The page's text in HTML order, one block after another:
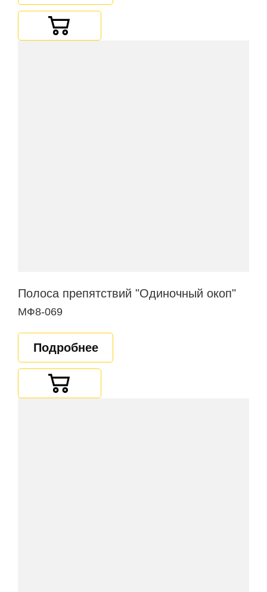
Полоса препятствий "Одиночный окоп"
МФ8-069
Подробнее